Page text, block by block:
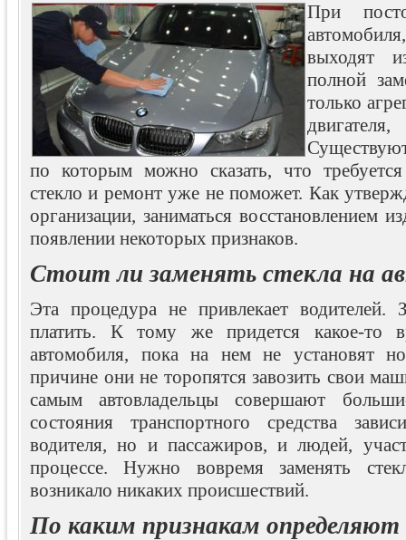
При
выходят
полной
только
по которым можно сказать, что
стекло и ремонт уже не поможет. Как
организации, заниматься восстановлением
появлении некоторых признаков.
Стоит ли заменять стекла на
Эта процедура не привлекает
платить. К тому же придется какое-то
автомобиля, пока на нем не установят
причине они не торопятся завозить свои
самым автовладельцы совершают
состояния транспортного средства
водителя, но и пассажиров, и людей,
процессе. Нужно вовремя заменять
возникало никаких происшествий.
По каким признакам определяют